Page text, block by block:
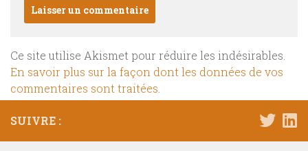
Ce site utilise Akismet pour réduire les indésirables.
En savoir plus sur la façon dont les données de vos
commentaires sont traitées
SUIVRE :